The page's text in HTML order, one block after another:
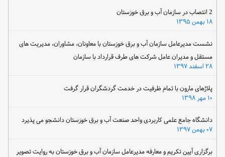
۱۸ بهمن ۱۳۹۵
نشست مدیرعامل سازمان آب و برق خوزستان با معاونان، مشاوران، مدیریت های
مستقل و مدیران عامل شرکت های طرف قرارداد با سازمان
۲۸ اسفند ۱۳۹۷
پلاژهای مارون با تمام ظرفیت در خدمت گردشگران قرار گرفت
دانشگاه جامع علمی کاربردی واحد صنعت آب و برق خوزستان دانشجو می پذیرد
۰۷ بهمن ۱۳۹۷
برگزاری آیین تکریم و معارفه مدیرعامل سازمان آب و برق خوزستان به روایت تصویر